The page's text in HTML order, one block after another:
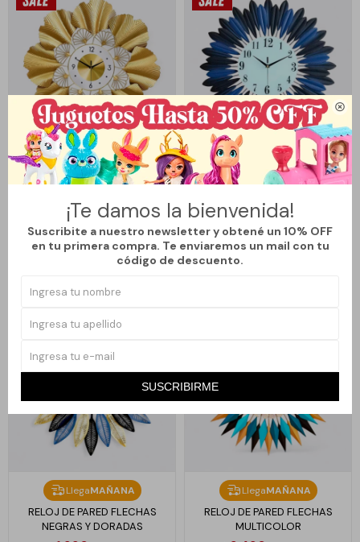

¡Te damos la bienvenida!
Suscribite a nuestro newsletter y obtené un 10% OFF
en tu primera compra. Te enviaremos un mail con tu
código de descuento.
SUSCRIBIRME
LlegaMAÑANA
DORADAS
2.290
2.690
14
MAÑANA
Y NEGRAS
$1.890 $ 2.190
13
LlegaMAÑANA
RELOJ DE PARED FLECHAS
NEGRAS Y DORADAS
LlegaMAÑANA
RELOJ DE PARED FLECHAS
MULTICOLOR